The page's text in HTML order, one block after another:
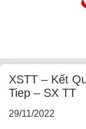
XSTT – Kết
Tiep – SX TT
29/11/2022